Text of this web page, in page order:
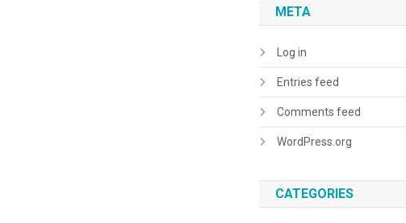
META
Log in
Entries feed
Comments feed
WordPress.org
CATEGORIES